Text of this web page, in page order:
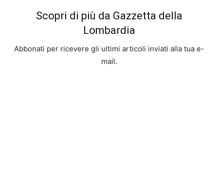
Scopri di più da Gazzetta della
Lombardia
Abbonati per ricevere gli ultimi articoli inviati alla tua e-
mail.